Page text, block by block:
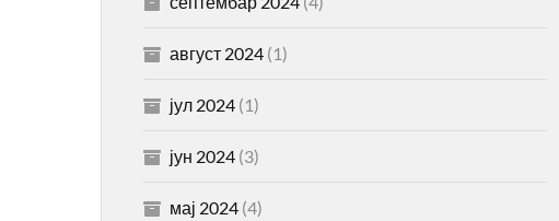
август 2024(1)
јул 2024(1)
јун 2024(3)
мај 2024(4)